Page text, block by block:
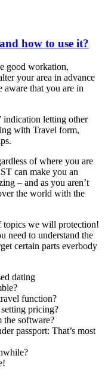
how to use it?
good workation,
your area in advance
aware that you are in
indication letting other
with Travel form,
of where you are
can make you an
– and as you aren’t
the world with the
topics we will protection!
need to understand the
certain parts everbody
dating
function?
pricing?
the software?
passport: That’s most